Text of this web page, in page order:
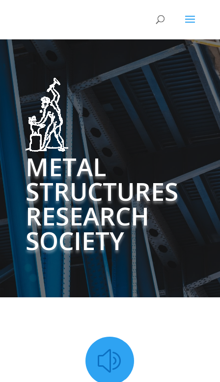
METAL
STRUCTURES
RESEARCH
SOCIETY
z